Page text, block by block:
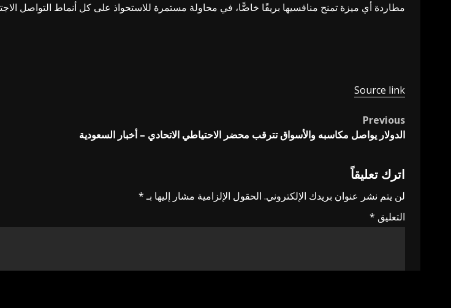
مطاردة أي ميزة تمنح منافسيها بريقًا خاصًّا، في محاولة مستمرة للاستحواذ على كل أنماط التواصل
Source link
Post
navigation
Previous
الدولار يواصل مكاسبه والأسواق تترقب محضر الاحتياطي الاتحادي – أخبار السعودية
اترك تعليقاً
لن يتم نشر عنوان بريدك الإلكتروني. الحقول الإلزامية مشار إليها بـ*
التعليق *